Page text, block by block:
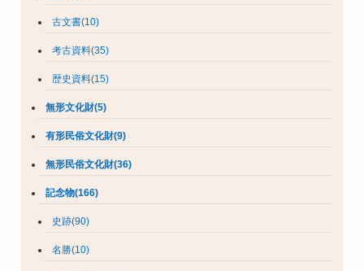
古文書(10)
考古資料(35)
歴史資料(15)
無形文化財(5)
有形民俗文化財(9)
無形民俗文化財(36)
記念物(166)
史跡(90)
名勝(10)